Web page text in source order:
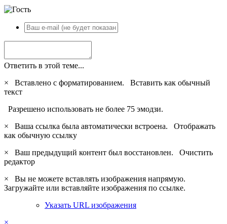
Ответить в этой теме...
×
Вставлено с форматированием. Вставить как обычный
текст
Разрешено использовать не более 75 эмодзи.
×
Ваша ссылка была автоматически встроена. Отображать
как обычную ссылку
×
Ваш предыдущий контент был восстановлен. Очистить
редактор
×
Вы не можете вставлять изображения напрямую.
Загружайте или вставляйте изображения по ссылке.
Указать URL изображения
×